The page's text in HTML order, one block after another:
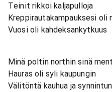
Teinit rikkoi kaljapulloja
Kreppirautakampauksesi oli
Vuosi oli kahdeksankytkuus
Minä poltin northin sinä
Hauras oli syli kaupungin
Välitöntä kauhua ja